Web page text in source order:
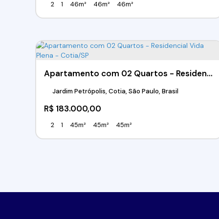
2 1 46m² 46m² 46m²
Apartamento com 02 Quartos - Residencial Vida Plena - Cotia/SP
R$ 183.000,00
Jardim Petrópolis, Cotia, São Paulo, Brasil
2 1 45m² 45m² 45m²